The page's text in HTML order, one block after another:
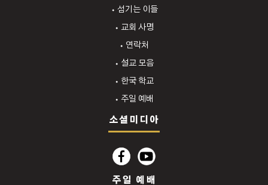
⬩ 섬기는 이들
⬩ 교회 사명
⬩ 연락처
⬩ 설교 모음
⬩ 한국 학교
⬩ 주일 예배
소셜미디아
주일 예배